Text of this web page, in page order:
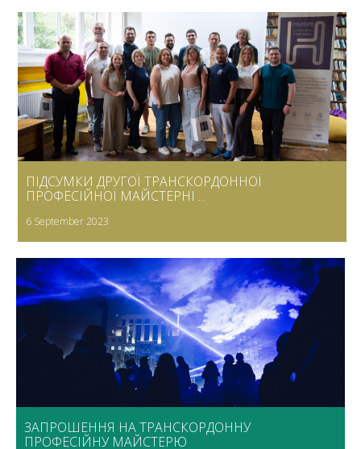
ПІДСУМКИ ДРУГОЇ ТРАНСКОРДОННОЇ
ПРОФЕСІЙНОЇ МАЙСТЕРНІ ...
6 September 2023
ЗАПРОШЕННЯ НА ТРАНСКОРДОННУ
ПРОФЕСІЙНУ МАЙСТЕРЮ